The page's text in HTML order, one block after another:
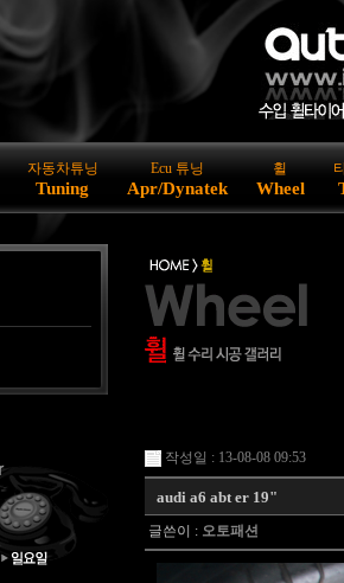
자동차튜닝
Tuning
Ecu 튜닝
Apr/Dynatek
휠
Wheel
작성일 : 13-08-08 09:53
audi a6 abt er 19"
글쓴이 : 오토패션